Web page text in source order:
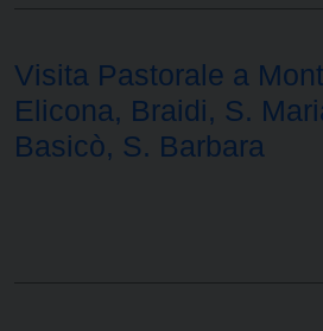
Visita Pastorale a
Elicona, Braidi, S.
Basicò, S. Barbara